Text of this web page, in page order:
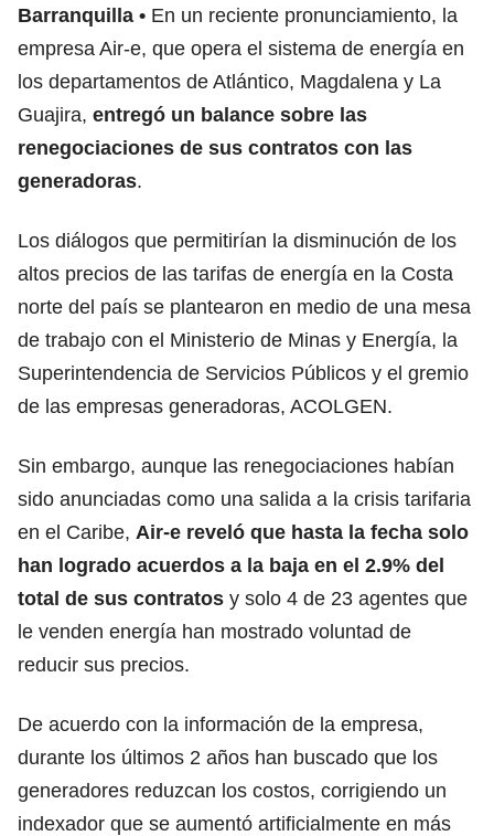
Barranquilla
En un reciente pronunciamiento, la
empresa Air-e, que opera el sistema de energía en
los departamentos de Atlántico, Magdalena y La
Guajira, entregó un balance sobre las
renegociaciones de sus contratos con las
generadoras.
Los diálogos que permitirían la disminución de los
altos precios de las tarifas de energía en la Costa
norte del país se plantearon en medio de una mesa
de trabajo con el Ministerio de Minas y Energía, la
Superintendencia de Servicios Públicos y el gremio
de las empresas generadoras, ACOLGEN.
Sin embargo, aunque las renegociaciones habían
sido anunciadas como una salida a la crisis tarifaria
en el Caribe, Air-e reveló que hasta la fecha solo
han logrado acuerdos a la baja en el 2.9% del
total de sus contratos y solo 4 de 23 agentes que
le venden energía han mostrado voluntad de
reducir sus precios.
De acuerdo con la información de la empresa,
durante los últimos 2 años han buscado que los
generadores reduzcan los costos, corrigiendo un
indexador que se aumentó artificialmente en más